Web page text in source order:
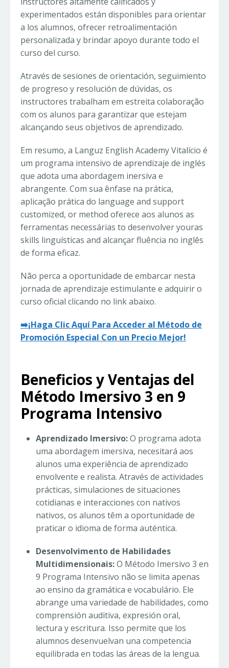
experimentados están disponibles para orientar
a los alumnos, ofrecer retroalimentación
personalizada y brindar apoyo durante todo el
curso del curso.
Através de sesiones de orientación, seguimiento
de progreso y resolución de dúvidas, os
instructores trabalham em estreita colaboração
com os alunos para garantizar que estejam
alcançando seus objetivos de aprendizado.
Em resumo, a Languz English Academy Vitalício é
um programa intensivo de aprendizaje de inglés
que adota uma abordagem inersiva e
abrangente. Com sua ênfase na prática,
aplicação prática do language and support
customized, or method oferece aos alunos as
ferramentas necessárias to desenvolver youras
skills linguísticas and alcançar fluência no inglês
de forma eficaz.
Não perca a oportunidade de embarcar nesta
jornada de aprendizaje estimulante e adquirir o
curso oficial clicando no link abaixo.
➡️¡Haga Clic Aquí Para Acceder al Método de
Promoción Especial Con un Precio Mejor!
Beneficios y Ventajas del
Método Imersivo 3 en 9
Programa Intensivo
Aprendizado Imersivo:O programa adota
uma abordagem imersiva, necesitará aos
alunos uma experiência de aprendizado
envolvente e realista. Através de actividades
prácticas, simulaciones de situaciones
cotidianas e interacciones con nativos
nativos, os alunos têm a oportunidade de
praticar o idioma de forma auténtica.
Desenvolvimento de Habilidades
Multidimensionais:O Método Imersivo 3 en
9 Programa Intensivo não se limita apenas
ao ensino da gramática e vocabulário. Ele
abrange uma variedade de habilidades, como
comprensión auditiva, expresión oral,
lectura y escritura. Isso permite que los
alumnos desenvuelvan una competencia
equilibrada en todas las áreas de la lengua.